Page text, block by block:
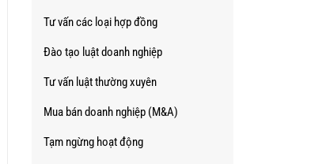
Tư vấn các loại hợp đồng
Đào tạo luật doanh nghiệp
Tư vấn luật thường xuyên
Mua bán doanh nghiệp (M&A)
Tạm ngừng hoạt động